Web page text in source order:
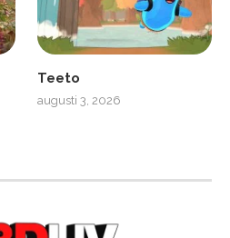
Teeto
augusti 3, 2026